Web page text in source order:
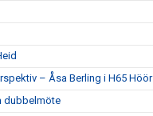
– Åsa Berling i H65 Höör
dubbelmöte